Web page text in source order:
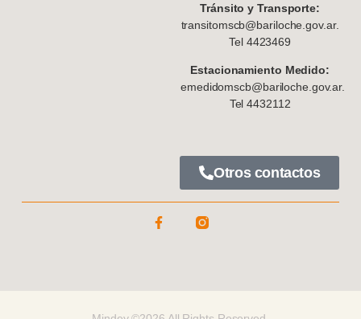
Tránsito y Transporte:
transitomscb@bariloche.gov.ar.
Tel 4423469
Estacionamiento Medido:
emedidomscb@bariloche.gov.ar.
Tel 4432112
Otros contactos